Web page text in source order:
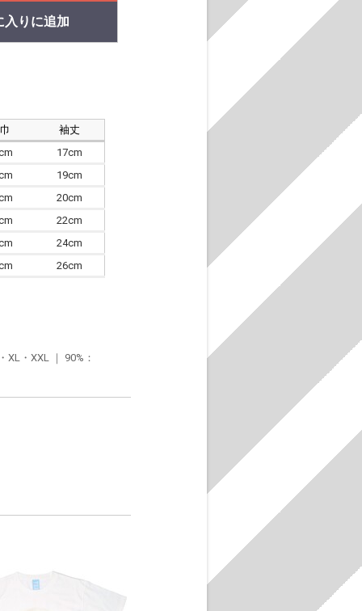
入りに追加
袖丈
17cm
19cm
20cm
22cm
24cm
26cm
・XXL ｜ 90%：